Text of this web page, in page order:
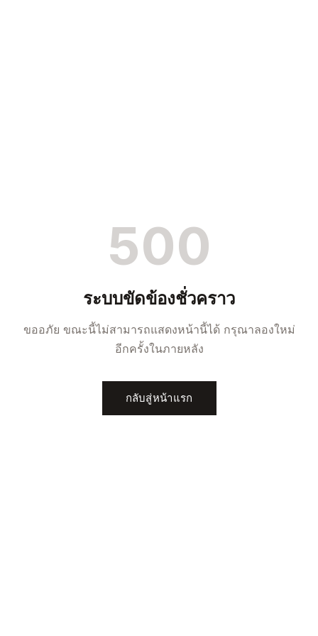
500
ระบบขัดข้องชั่วคราว
ขออภัย ขณะนี้ไม่สามารถแสดงหน้านี้ได้ กรุณาลองใหม่
อีกครั้งในภายหลัง
กลับสู่หน้าแรก